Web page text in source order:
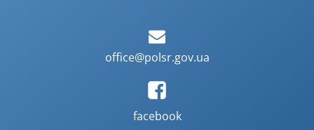
office@polsr.gov.ua
facebook